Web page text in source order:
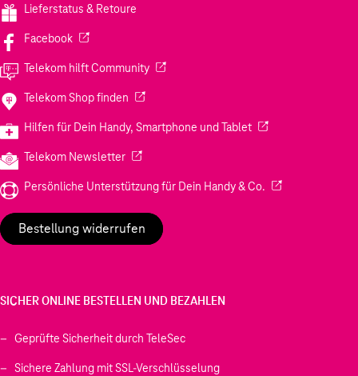
Lieferstatus & Retoure
Facebook(Wird in einem neuen Tab geöffnet)
Telekom hilft Community(Wird in einem neuen Tab geöffnet)
Telekom Shop finden (Wird in einem neuen Tab geöffnet)
Hilfen für Dein Handy, Smartphone und Tablet(Wird in einem
Telekom Newsletter(Wird in einem neuen Tab geöffnet)
Persönliche Unterstützung für Dein Handy & Co. (Wird in einem
Bestellung widerrufen
SICHER ONLINE BESTELLEN UND BEZAHLEN
Geprüfte Sicherheit durch TeleSec
Sichere Zahlung mit SSL-Verschlüsselung